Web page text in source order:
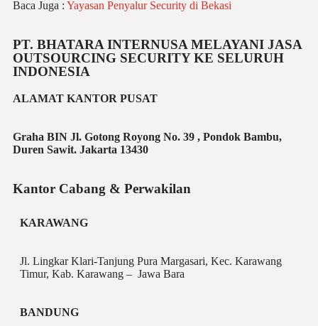
Baca Juga : Yayasan Penyalur Security di Bekasi
PT. BHATARA INTERNUSA MELAYANI JASA
OUTSOURCING SECURITY KE SELURUH
INDONESIA
ALAMAT KANTOR PUSAT
Graha BIN Jl. Gotong Royong No. 39 , Pondok Bambu,
Duren Sawit. Jakarta 13430
Kantor Cabang & Perwakilan
KARAWANG
Jl. Lingkar Klari-Tanjung Pura Margasari, Kec. Karawang
Timur, Kab. Karawang – Jawa Bara
BANDUNG